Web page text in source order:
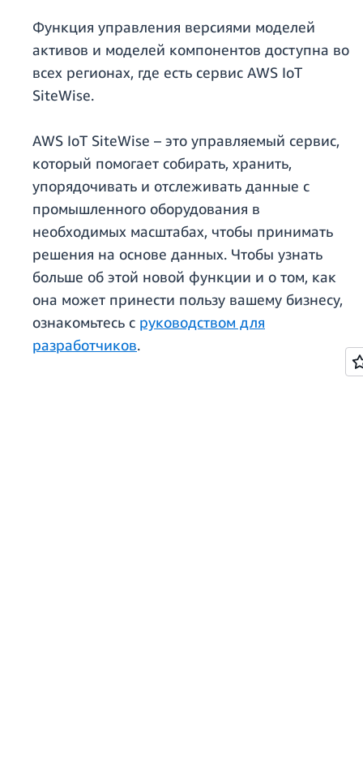
Функция управления версиями моделей
активов и моделей компонентов доступна во
всех регионах, где есть сервис AWS IoT
SiteWise.
AWS IoT SiteWise – это управляемый сервис,
который помогает собирать, хранить,
упорядочивать и отслеживать данные с
промышленного оборудования в
необходимых масштабах, чтобы принимать
решения на основе данных. Чтобы узнать
больше об этой новой функции и о том, как
она может принести пользу вашему бизнесу,
ознакомьтесь с руководством для
разработчиков.